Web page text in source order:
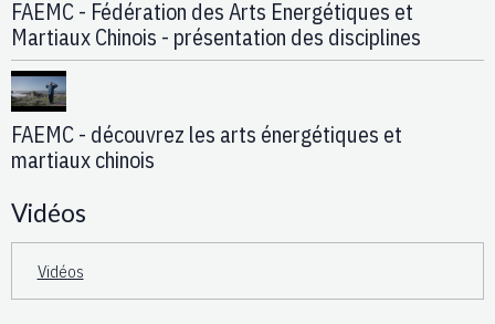
FAEMC - Fédération des Arts Energétiques et
Martiaux Chinois - présentation des disciplines
FAEMC - découvrez les arts énergétiques et
martiaux chinois
Vidéos
Vidéos